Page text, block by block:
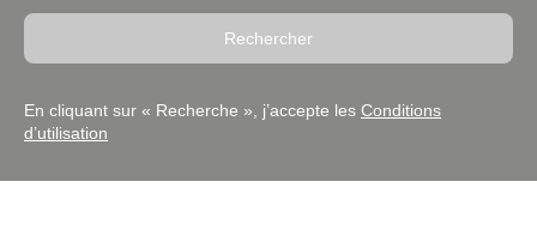
Rechercher
En cliquant sur « Recherche », j’accepte les Conditions
d’utilisation